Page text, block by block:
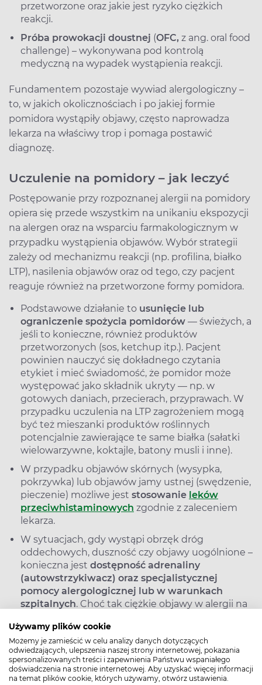
Używamy plików cookie
Możemy je zamieścić w celu analizy danych dotyczących
odwiedzających, ulepszenia naszej strony internetowej, pokazania
spersonalizowanych treści i zapewnienia Państwu wspaniałego
doświadczenia na stronie internetowej. Aby uzyskać więcej informacji
na temat plików cookie, których używamy, otwórz ustawienia.
przetworzone oraz jakie jest ryzyko ciężkich
reakcji.
Próba prowokacji doustnej (OFC, z ang. oral food
challenge) – wykonywana pod kontrolą
medyczną na wypadek wystąpienia reakcji.
Fundamentem pozostaje wywiad alergologiczny –
to, w jakich okolicznościach i po jakiej formie
pomidora wystąpiły objawy, często naprowadza
lekarza na właściwy trop i pomaga postawić
diagnozę.
Uczulenie na pomidory – jak leczyć
Postępowanie przy rozpoznanej alergii na pomidory
opiera się przede wszystkim na unikaniu ekspozycji
na alergen oraz na wsparciu farmakologicznym w
przypadku wystąpienia objawów. Wybór strategii
zależy od mechanizmu reakcji (np. profilina, białko
LTP), nasilenia objawów oraz od tego, czy pacjent
reaguje również na przetworzone formy pomidora.
Podstawowe działanie to usunięcie lub
ograniczenie spożycia pomidorów — świeżych, a
jeśli to konieczne, również produktów
przetworzonych (sos, ketchup itp.). Pacjent
powinien nauczyć się dokładnego czytania
etykiet i mieć świadomość, że pomidor może
występować jako składnik ukryty — np. w
gotowych daniach, przecierach, przyprawach. W
przypadku uczulenia na LTP zagrożeniem mogą
być też mieszanki produktów roślinnych
potencjalnie zawierające te same białka (sałatki
wielowarzywne, koktajle, batony musli i inne).
W przypadku objawów skórnych (wysypka,
pokrzywka) lub objawów jamy ustnej (swędzenie,
pieczenie) możliwe jest stosowanie leków
przeciwhistaminowych zgodnie z zaleceniem
lekarza.
W sytuacjach, gdy wystąpi obrzęk dróg
oddechowych, duszność czy objawy uogólnione –
konieczna jest dostępność adrenaliny
(autowstrzykiwacz) oraz specjalistycznej
pomocy alergologicznej lub w warunkach
szpitalnych. Choć tak ciężkie objawy w alergii na
Pacjentom z rozpoznaną alergią na pomidory (i na
inne alergeny pokarmowe) zaleca się regularną
współpracę z alergologiem i dietetykiem – w celu